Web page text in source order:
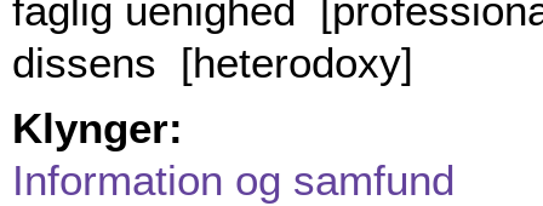
faglig uenighed
dissens [heterodoxy]
Klynger:
Information og samfund